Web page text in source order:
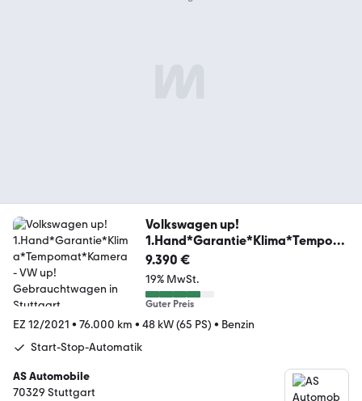
Volkswagen up!
1.Hand*Garantie*Klima*Tempom
at*Kamera
9.390 €
19% MwSt.
Guter Preis
EZ 12/2021 • 76.000 km • 48 kW (65 PS) • Benzin
Start-Stop-Automatik
AS Automobile
70329 Stuttgart